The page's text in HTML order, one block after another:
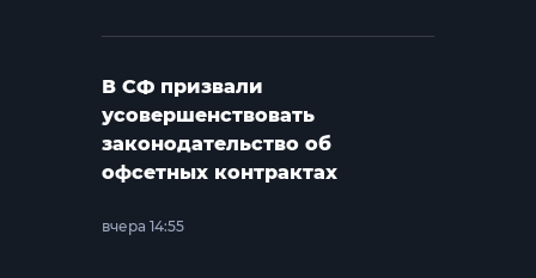
В СФ призвали
усовершенствовать
законодательство об
офсетных контрактах
вчера 14:55